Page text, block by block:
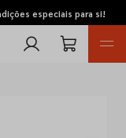
especiais para si!